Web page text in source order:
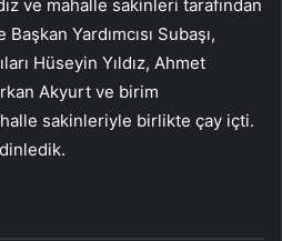
ve mahalle sakinleri tarafından
Yardımcısı Subaşı,
Hüseyin Yıldız, Ahmet
Akyurt ve birim
sakinleriyle birlikte çay içti.